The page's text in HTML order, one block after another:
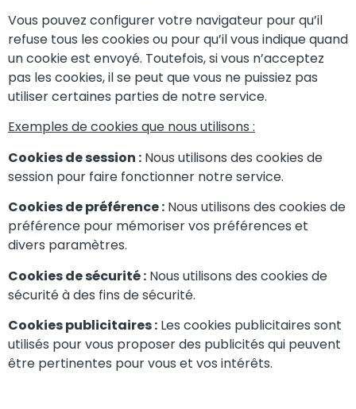
Vous pouvez configurer votre navigateur pour qu’il
refuse tous les cookies ou pour qu’il vous indique quand
un cookie est envoyé. Toutefois, si vous n’acceptez
pas les cookies, il se peut que vous ne puissiez pas
utiliser certaines parties de notre service.
Exemples de cookies que nous utilisons :
Cookies de session : Nous utilisons des cookies de
session pour faire fonctionner notre service.
Cookies de préférence : Nous utilisons des cookies de
préférence pour mémoriser vos préférences et
divers paramètres.
Cookies de sécurité : Nous utilisons des cookies de
sécurité à des fins de sécurité.
Cookies publicitaires : Les cookies publicitaires sont
utilisés pour vous proposer des publicités qui peuvent
être pertinentes pour vous et vos intérêts.